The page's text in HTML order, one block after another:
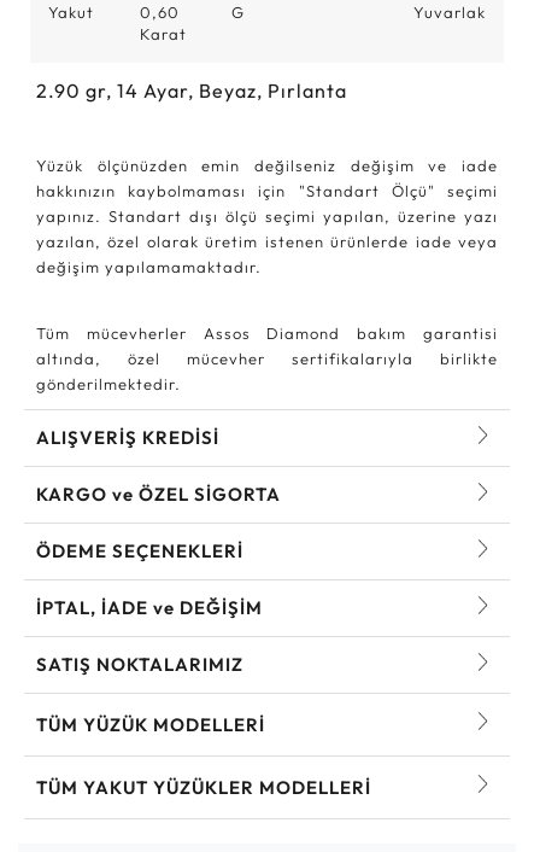
Yakut
0,60
Karat
G Yuvarlak
2.90 gr, 14 Ayar, Beyaz, Pırlanta
Yüzük ölçünüzden emin değilseniz değişim ve iade
hakkınızın kaybolmaması için "Standart Ölçü" seçimi
yapınız. Standart dışı ölçü seçimi yapılan, üzerine yazı
yazılan, özel olarak üretim istenen ürünlerde iade veya
değişim yapılamamaktadır.
Tüm mücevherler Assos Diamond bakım garantisi
altında, özel mücevher sertifikalarıyla birlikte
gönderilmektedir.
ALIŞVERİŞ KREDİSİ
KARGO ve ÖZEL SİGORTA
ÖDEME SEÇENEKLERİ
İPTAL, İADE ve DEĞİŞİM
SATIŞ NOKTALARIMIZ
TÜM YÜZÜK MODELLERI
TÜM YAKUT YÜZÜKLER MODELLERI